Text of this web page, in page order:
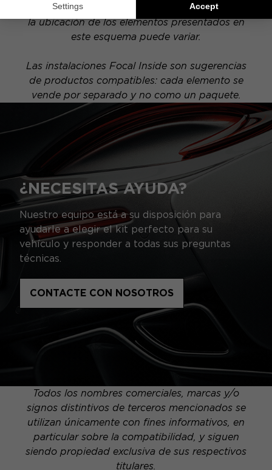
vehículo dispone de una opción hi-fi específica,
la ubicación de los elementos presentados en
este esquema puede variar.
Las instalaciones Focal Inside son sugerencias
de productos compatibles: cada elemento se
vende por separado y no como un paquete.
¿NECESITAS AYUDA?
Nuestro equipo está a su disposición para
ayudarle a elegir el kit perfecto para su
vehículo y responder a todas sus preguntas
técnicas.
CONTACTE CON NOSOTROS
Todos los nombres comerciales, marcas y/o
signos distintivos de terceros mencionados se
utilizan únicamente con fines informativos, en
particular sobre la compatibilidad, y siguen
siendo propiedad exclusiva de sus respectivos
titulares.